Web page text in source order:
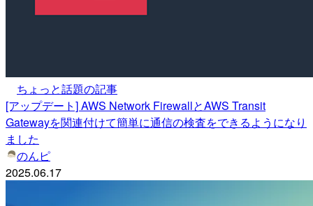
ちょっと話題の記事
[アップデート] AWS Network FirewallとAWS Transit
Gatewayを関連付けて簡単に通信の検査をできるようになり
ました
のんピ
2025.06.17